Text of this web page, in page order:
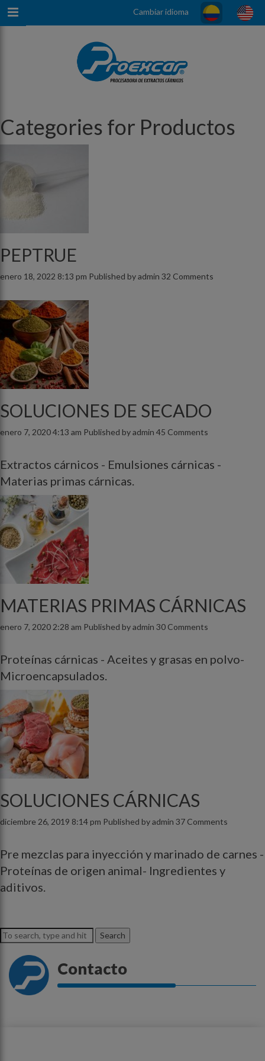
Cambiar idioma
Categories for Productos
PEPTRUE
enero 18, 2022 8:13 pm Published byadmin 32 Comments
SOLUCIONES DE SECADO
enero 7, 2020 4:13 am Published byadmin 45 Comments
Extractos cárnicos - Emulsiones cárnicas -
Materias primas cárnicas.
MATERIAS PRIMAS CÁRNICAS
enero 7, 2020 2:28 am Published byadmin 30 Comments
Proteínas cárnicas - Aceites y grasas en polvo-
Microencapsulados.
SOLUCIONES CÁRNICAS
diciembre 26, 2019 8:14 pm Published byadmin 37 Comments
Pre mezclas para inyección y marinado de carnes -
Proteínas de origen animal- Ingredientes y
aditivos.
Search
Contacto